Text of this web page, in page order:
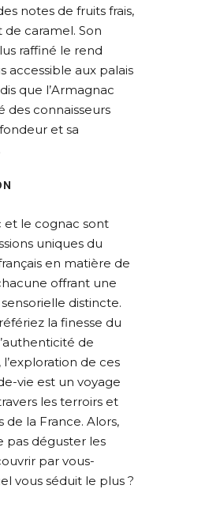
notes de fruits frais,
de caramel. Son
raffiné le rend
accessible aux palais
que l’Armagnac
des connaisseurs
et sa
et le cognac sont
uniques du
en matière de
offrant une
distincte.
la finesse du
de
l’exploration de ces
vie est un voyage
les terroirs et
de la France. Alors,
pas déguster les
par vous-
vous séduit le plus ?